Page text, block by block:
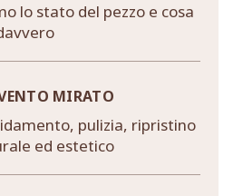
lo stato del pezzo e cosa
MIRATO
pulizia, ripristino
ed estetico